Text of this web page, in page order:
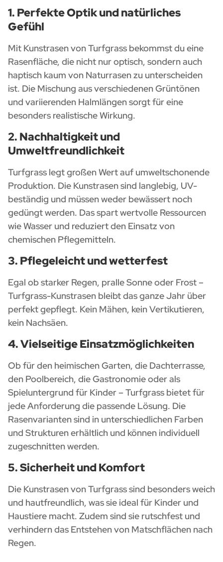
1. Perfekte Optik und natürliches
Gefühl
Mit Kunstrasen von Turfgrass bekommst du eine
Rasenfläche, die nicht nur optisch, sondern auch
haptisch kaum von Naturrasen zu unterscheiden
ist. Die Mischung aus verschiedenen Grüntönen
und variierenden Halmlängen sorgt für eine
besonders realistische Wirkung.
2. Nachhaltigkeit und
Umweltfreundlichkeit
Turfgrass legt großen Wert auf umweltschonende
Produktion. Die Kunstrasen sind langlebig, UV-
beständig und müssen weder bewässert noch
gedüngt werden. Das spart wertvolle Ressourcen
wie Wasser und reduziert den Einsatz von
chemischen Pflegemitteln.
3. Pflegeleicht und wetterfest
Egal ob starker Regen, pralle Sonne oder Frost –
Turfgrass-Kunstrasen bleibt das ganze Jahr über
perfekt gepflegt. Kein Mähen, kein Vertikutieren,
kein Nachsäen.
4. Vielseitige Einsatzmöglichkeiten
Ob für den heimischen Garten, die Dachterrasse,
den Poolbereich, die Gastronomie oder als
Spieluntergrund für Kinder – Turfgrass bietet für
jede Anforderung die passende Lösung. Die
Rasenvarianten sind in unterschiedlichen Farben
und Strukturen erhältlich und können individuell
zugeschnitten werden.
5. Sicherheit und Komfort
Die Kunstrasen von Turfgrass sind besonders weich
und hautfreundlich, was sie ideal für Kinder und
Haustiere macht. Zudem sind sie rutschfest und
verhindern das Entstehen von Matschflächen nach
Regen.